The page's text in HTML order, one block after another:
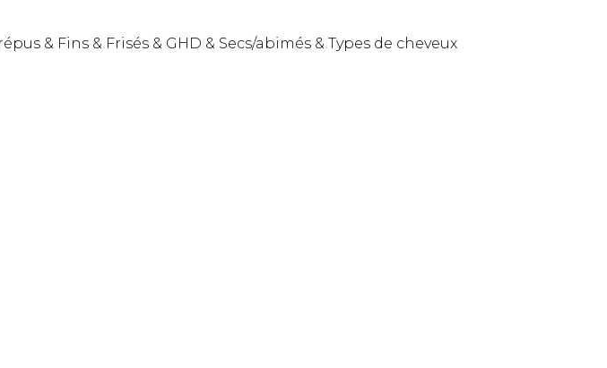
& Fins & Frisés & GHD & Secs/abimés & Types de cheveux